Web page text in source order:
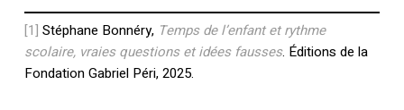
[1] Stéphane Bonnéry, Temps de l’enfant et rythme
scolaire, vraies questions et idées fausses. Éditions de la
Fondation Gabriel Péri, 2025.